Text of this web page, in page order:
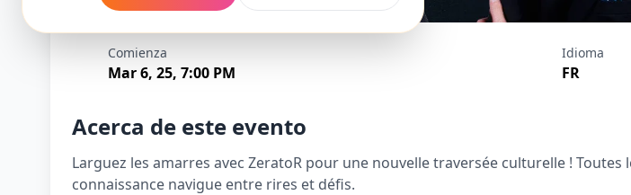
BOAT : La Culture Au Sens
Comienza
Mar 6, 25, 7:00 PM
Idioma
FR
Acerca de este evento
Larguez les amarres avec ZeratoR pour une nouvelle traversée culturelle !
connaissance navigue entre rires et défis.